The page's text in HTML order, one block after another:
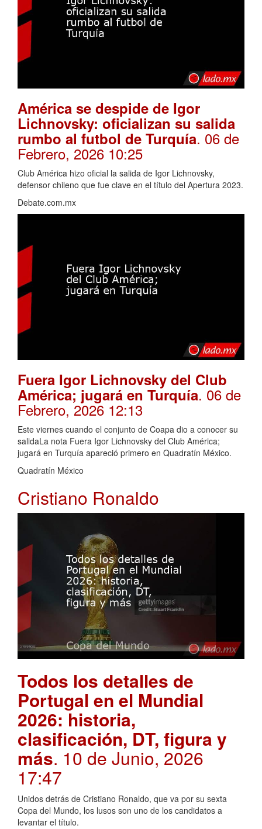
América se despide de Igor
Lichnovsky: oficializan su salida
rumbo al futbol de Turquía. 06 de
Febrero, 2026 10:25
Club América hizo oficial la salida de Igor Lichnovsky,
defensor chileno que fue clave en el título del Apertura 2023.
Debate.com.mx
Fuera Igor Lichnovsky del Club
América; jugará en Turquía. 06 de
Febrero, 2026 12:13
Este viernes cuando el conjunto de Coapa dio a conocer su
salidaLa nota Fuera Igor Lichnovsky del Club América;
jugará en Turquía apareció primero en Quadratín México.
Quadratín México
Cristiano Ronaldo
Todos los detalles de
Portugal en el Mundial
2026: historia,
clasificación, DT, figura y
más. 10 de Junio, 2026
17:47
Unidos detrás de Cristiano Ronaldo, que va por su sexta
Copa del Mundo, los lusos son uno de los candidatos a
levantar el título.